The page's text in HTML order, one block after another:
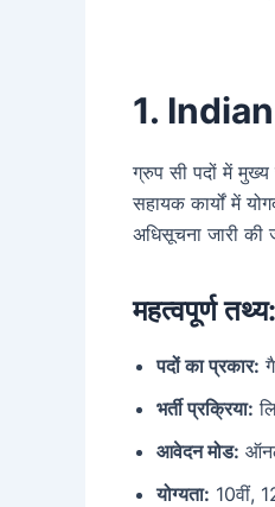
1.
ग्रुप सी पदों में
सहायक कार्यों में
अधिसूचना जारी की
महत्वपूर्ण तथ्य:
पदों का प्रकार:
भर्ती प्रक्रिया:
आवेदन मोड:
योग्यता: 10वीं,